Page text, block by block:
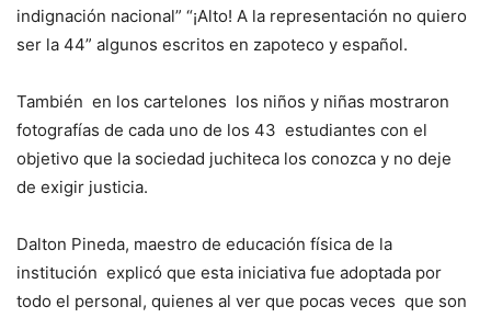
indignación nacional” “¡Alto! A la representación no quiero
ser la 44” algunos escritos en zapoteco y español.
También en los cartelones los niños y niñas mostraron
fotografías de cada uno de los 43 estudiantes con el
objetivo que la sociedad juchiteca los conozca y no deje
de exigir justicia.
Dalton Pineda, maestro de educación física de la
institución explicó que esta iniciativa fue adoptada por
todo el personal, quienes al ver que pocas veces que son